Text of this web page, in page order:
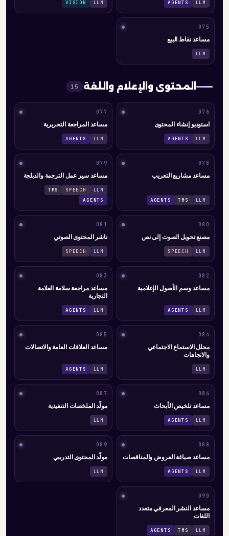
LLM
AGENTS
LLM
VISION
075
مساعد نقاط البيع
LLM
المحتوى والإعلام واللغة 15
076
استوديو إنشاء المحتوى
LLM
AGENTS
077
مساعد المراجعة التحريرية
LLM
AGENTS
078
مساعد مشاريع التعريب
LLM
TMS
AGENTS
079
مساعد سير عمل الترجمة والدبلجة
LLM
SPEECH
TMS
AGENTS
080
مصنع تحويل الصوت إلى نص
LLM
SPEECH
081
ناشر المحتوى الصوتي
LLM
SPEECH
082
مساعد وسم الأصول الإعلامية
LLM
AGENTS
083
مساعد مراجعة سلامة العلامة
التجارية
LLM
AGENTS
084
محلل الاستماع الاجتماعي
والاتجاهات
LLM
085
مساعد العلاقات العامة والاتصالات
LLM
AGENTS
086
مساعد تلخيص الأبحاث
LLM
AGENTS
087
مولّد الملخصات التنفيذية
LLM
088
مساعد صياغة العروض والمناقصات
LLM
AGENTS
089
مولّد المحتوى التدريبي
LLM
090
مساعد النشر المعرفي متعدد
اللغات
LLM
TMS
AGENTS